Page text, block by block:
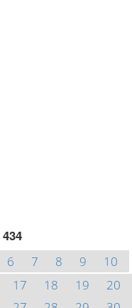
434
6 7 8 9
10
17 18 19
20